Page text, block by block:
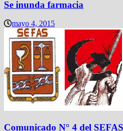
Se inunda farmacia
mayo 4, 2015
Comunicado N° 4 del SEFAS